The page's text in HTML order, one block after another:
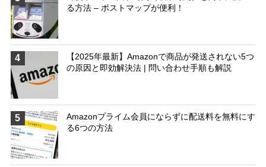
る方法 – ポストマップが便利！
4
【2025年最新】Amazonで商品が発送されない5つ
の原因と即効解決法 | 問い合わせ手順も解説
5
Amazonプライム会員にならずに配送料を無料にす
る6つの方法